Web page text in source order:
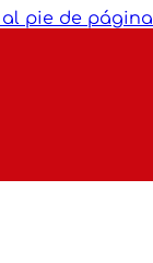
pie de página